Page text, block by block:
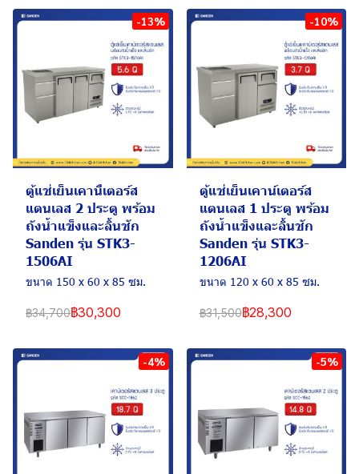
-13%
ตู้แช่เย็นเคานืเตอร์ส
แตนเลส 2 ประตู พร้อม
ถังน้ำแข็งและลิ้นชัก
Sanden รุ่น STK3-
1506AI
ขนาด 150 x 60 x 85 ซม.
฿34,700฿30,300
-10%
ตู้แช่เย็นเคาน์เตอร์ส
แตนเลส 1 ประตู พร้อม
ถังน้ำแข็งและลิ้นชัก
Sanden รุ่น STK3-
1206AI
ขนาด 120 x 60 x 85 ซม.
฿31,500฿28,300
-4% -5%